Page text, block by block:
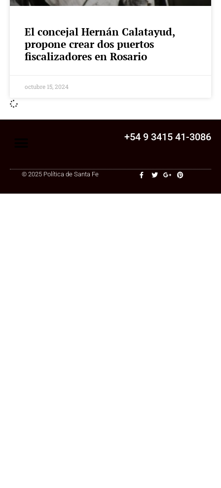
El concejal Hernán Calatayud,
propone crear dos puertos
fiscalizadores en Rosario
octubre 15, 2024
+54 9 3415 41-3086
© 2025 Política de Santa Fe